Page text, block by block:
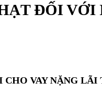
ĐỐI VỚI
VAY NẶNG LÃI